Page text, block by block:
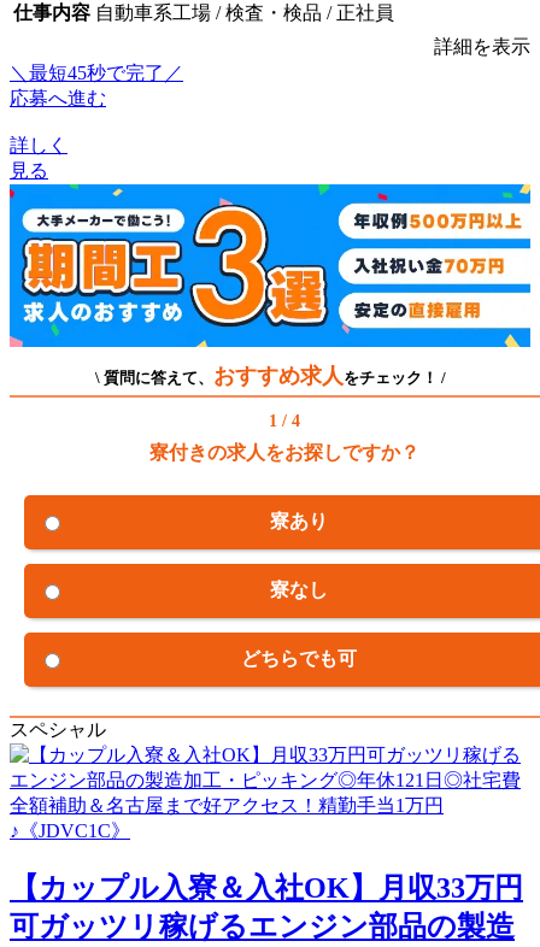
仕事内容 自動車系工場 / 検査・検品 / 正社員
詳細を表示
＼最短45秒で完了／
応募へ進む
詳しく
見る
\ 質問に答えて、 おすすめ求人 をチェック！ /
1 / 4
寮付きの求人をお探しですか？
寮あり
寮なし
どちらでも可
スペシャル
【カップル入寮＆入社OK】月収33万円
可ガッツリ稼げるエンジン部品の製造